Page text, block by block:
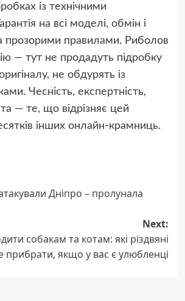
із технічними
на всі моделі, обмін і
прозорими правилами. Риболов
— тут не продадуть підробку
не обдурять із
Чесність, експертність,
— те, що відрізняє цей
інших онлайн-крамниць.
Дніпро – пролунала
Next:
собакам та котам: які різдвяні
якщо у вас є улюбленці